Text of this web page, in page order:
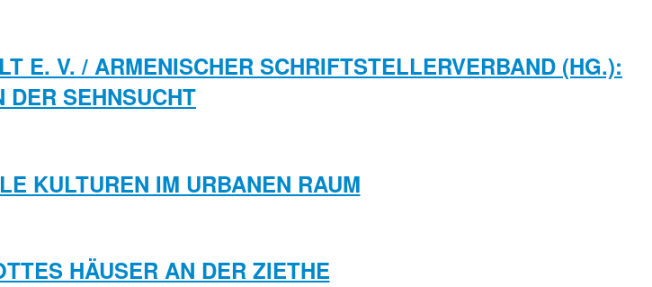
E. V. / ARMENISCHER SCHRIFTSTELLERVERBAND (HG.):
DER SEHNSUCHT
KULTUREN IM URBANEN RAUM
HÄUSER AN DER ZIETHE